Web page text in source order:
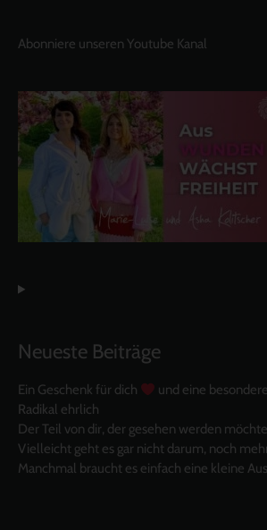
Abonniere unseren Youtube Kanal
Neueste Beiträge
Ein Geschenk für dich
und eine
Radikal ehrlich
Der Teil von dir, der gesehen werden möchte
Vielleicht geht es gar nicht darum, noch
Manchmal braucht es einfach eine kleine